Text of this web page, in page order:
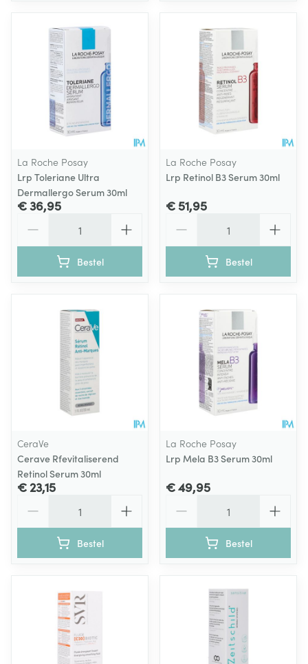
La Roche Posay
Lrp Toleriane Ultra
Dermallergo Serum 30ml
€ 36,95
Bestel
La Roche Posay
Lrp Retinol B3 Serum 30ml
€ 51,95
Bestel
CeraVe
Cerave Rfevitaliserend
Retinol Serum 30ml
€ 23,15
Bestel
La Roche Posay
Lrp Mela B3 Serum 30ml
€ 49,95
Bestel